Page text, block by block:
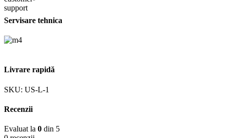
Servisare tehnica
Livrare rapidă
SKU: US-L-1
Recenzii
Evaluat la 0 din 5